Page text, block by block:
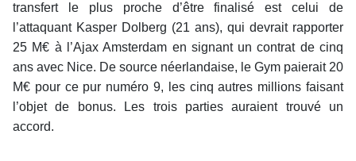
transfert le plus proche d’être finalisé est celui de
l’attaquant Kasper Dolberg (21 ans), qui devrait rapporter
25 M€ à l’Ajax Amsterdam en signant un contrat de cinq
ans avec Nice. De source néerlandaise, le Gym paierait 20
M€ pour ce pur numéro 9, les cinq autres millions faisant
l’objet de bonus. Les trois parties auraient trouvé un
accord.